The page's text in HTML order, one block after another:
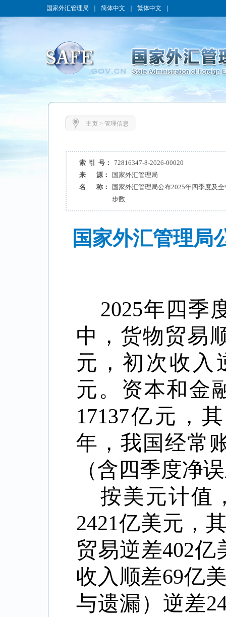
国家外汇管理局 简体中文 繁体中文
主页> 管理信息
索 引 号：
72816347-8-2026-00020
来 源：
国家外汇管理局
名 称：
国家外汇管理局公布2025年四季度及
步数
国家外汇管理局
2025年四季
中，货物贸易
元，初次收入
元。资本和金
17137亿元，
年，我国经常
（含四季度净
按美元计值
2421亿美元，
贸易逆差402亿
收入顺差69亿
与遗漏）逆差